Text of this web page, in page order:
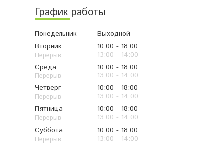
График работы
Понедельник
Выходной
Вторник
10:00
18:00
13:00
14:00
Среда
10:00
18:00
13:00
14:00
Четверг
10:00
18:00
13:00
14:00
Пятница
10:00
18:00
13:00
14:00
Суббота
10:00
18:00
13:00
14:00